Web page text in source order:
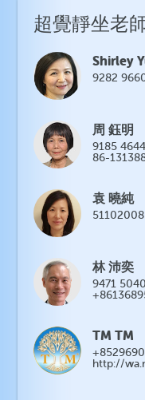
超覺靜坐老
Shirley
9282
周 鈺明
9185 4644
86-
袁 曉純
51102008
林 沛奕
9471 5040
TM TM
http://